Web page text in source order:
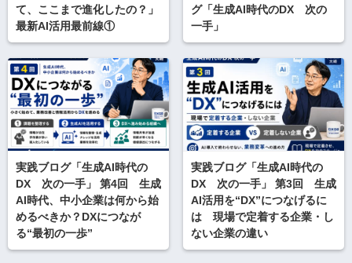
て、ここまで進化したの？」
最新AI活用最前線①
グ「生成AI時代のDX 次の
一手」
実践ブログ「生成AI時代の
DX 次の一手」 第4回 生成
AI時代、中小企業は何から始
めるべきか？DXにつなが
る“最初の一歩”
実践ブログ「生成AI時代の
DX 次の一手」 第3回 生成
AI活用を“DX”につなげるに
は 現場で定着する企業・し
ない企業の違い